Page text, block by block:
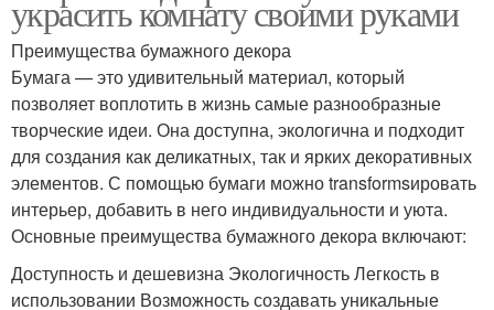
украсить комнату своими руками
Преимущества бумажного декора
Бумага — это удивительный материал, который
позволяет воплотить в жизнь самые разнообразные
творческие идеи. Она доступна, экологична и подходит
для создания как деликатных, так и ярких декоративных
элементов. С помощью бумаги можно transformsировать
интерьер, добавить в него индивидуальности и уюта.
Основные преимущества бумажного декора включают:
Доступность и дешевизна Экологичность Легкость в
использовании Возможность создавать уникальные